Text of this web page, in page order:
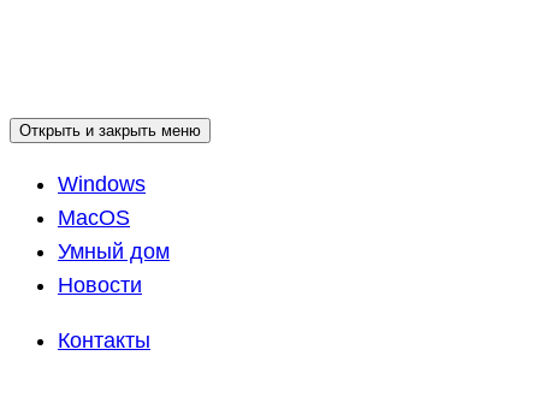
Открыть и закрыть меню
Windows
MacOS
Умный дом
Новости
Контакты